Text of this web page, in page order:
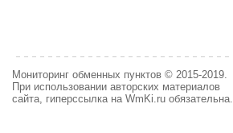
Мониторинг обменных пунктов © 2015-2019.
При использовании авторских материалов
сайта, гиперссылка на WmKi.ru обязательна.